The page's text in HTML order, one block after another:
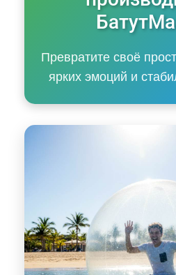
Превратите своё
ярких эмоций и